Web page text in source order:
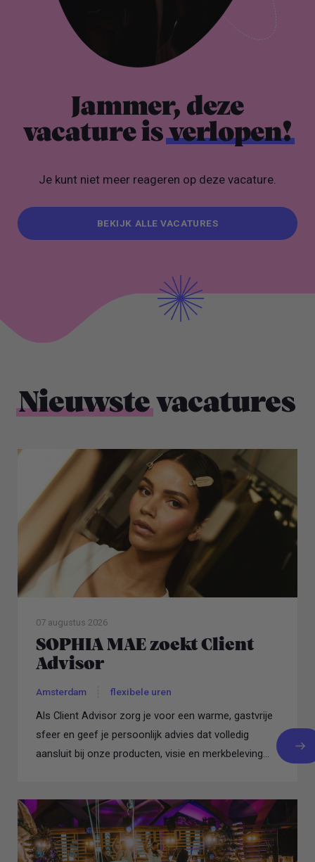
Jammer, deze
vacature isverlopen!
Je kunt niet meer reageren op deze vacature.
BEKIJK ALLE VACATURES
Nieuwstevacatures
07 augustus 2026
SOPHIA MAE zoekt Client
Advisor
Amsterdam flexibele uren
Als Client Advisor zorg je voor een warme, gastvrije
sfeer en geef je persoonlijk advies dat volledig
aansluit bij onze producten, visie en merkbeleving...